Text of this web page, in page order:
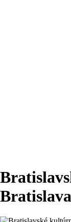
Bratislava